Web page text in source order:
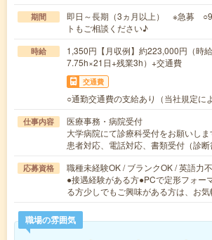
期間
即日～長期（3ヵ月以上） ※急募 ○9
トもご相談ください♪
時給
1,350円【月収例】約223,000円（時
7.75h×21日+残業3h）+交通費
交通費
○通勤交通費の支給あり（当社規定に
仕事内容
医療事務・病院受付
大学病院にて診療科受付をお願いしま
患者対応、電話対応、書類受付（診
応募資格
職種未経験OK / ブランクOK / 英語力
●接遇経験がある方●PCで定形フォー
る方少しでもご興味がある方は、お
職場の雰囲気